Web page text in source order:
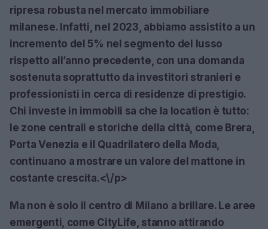
ripresa robusta nel mercato immobiliare
milanese. Infatti, nel 2023, abbiamo assistito a un
incremento del 5% nel segmento del lusso
rispetto all’anno precedente, con una domanda
sostenuta soprattutto da investitori stranieri e
professionisti in cerca di residenze di prestigio.
Chi investe in immobili sa che la location è tutto:
le zone centrali e storiche della città, come Brera,
Porta Venezia e il Quadrilatero della Moda,
continuano a mostrare un valore del mattone in
costante crescita.<\/p>
Ma non è solo il centro di Milano a brillare. Le aree
emergenti, come CityLife, stanno attirando